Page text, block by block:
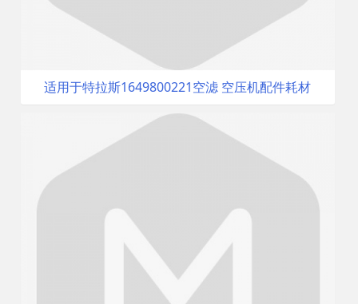
适用于特拉斯1649800221空滤 空压机配件耗材